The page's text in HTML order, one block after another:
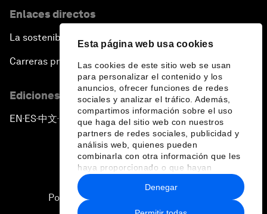
Esta página web usa cookies
Las cookies de este sitio web se usan
para personalizar el contenido y los
anuncios, ofrecer funciones de redes
sociales y analizar el tráfico. Además,
compartimos información sobre el uso
que haga del sitio web con nuestros
partners de redes sociales, publicidad y
análisis web, quienes pueden
combinarla con otra información que les
haya proporcionado o que hayan
recopilado a partir del uso que haya
hecho de sus servicios.
Denegar
Enlaces directos
La sostenibilidad en el Foro
Carreras profesionales
Ediciones en otros idiomas
EN ▪ES▪中文▪ 日本語
Política de privacidad y normas de uso